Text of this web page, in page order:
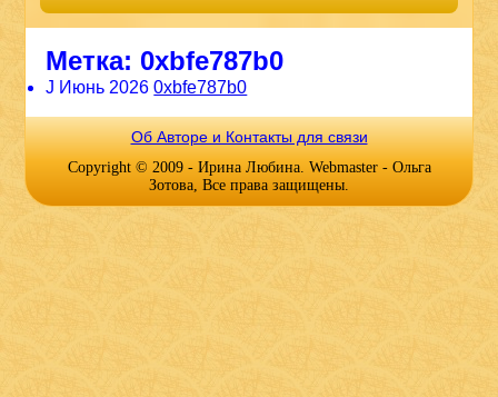
Метка: 0xbfe787b0
J Июнь 20260xbfe787b0
Об Авторе и Контакты для связи
Copyright © 2009 - Ирина Любина. Webmaster - Ольга
Зотова, Все права защищены.